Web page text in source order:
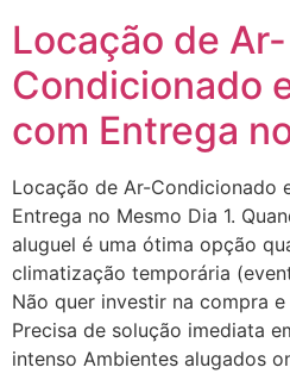
Locação de Ar-
Condicionado
com Entrega
Locação de Ar-Condicionado
Entrega no Mesmo Dia 1.
aluguel é uma ótima opção
climatização temporária
Não quer investir na compra
Precisa de solução imediata
intenso Ambientes alugados